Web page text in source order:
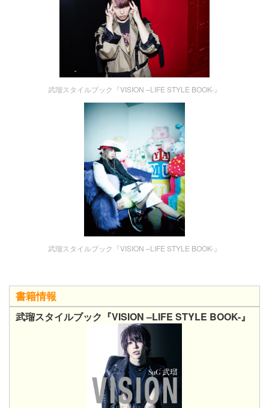
武瑠スタイルブック『VISION –LIFE STYLE BOOK-』
武瑠スタイルブック『VISION –LIFE STYLE BOOK-』
書籍情報
武瑠スタイルブック『VISION –LIFE STYLE BOOK-』